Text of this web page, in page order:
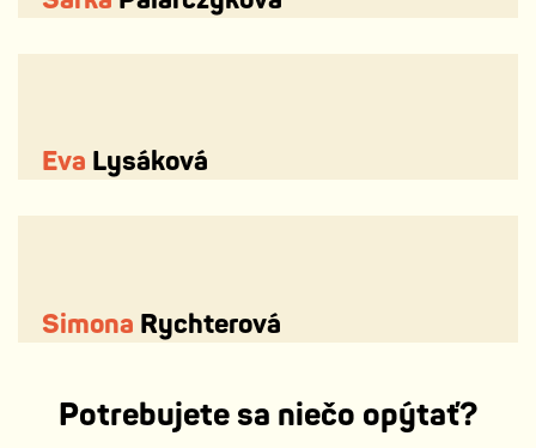
Eva Lysáková
Simona Rychterová
Potrebujete sa niečo opýtať?